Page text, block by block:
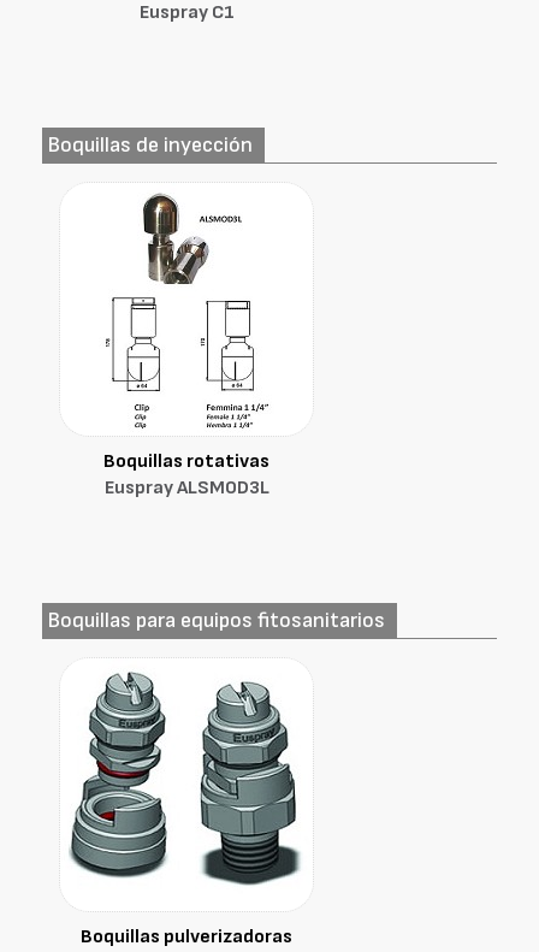
Euspray C1
Boquillas de inyección
Boquillas rotativas
Euspray ALSMOD3L
Boquillas para equipos fitosanitarios
Boquillas pulverizadoras